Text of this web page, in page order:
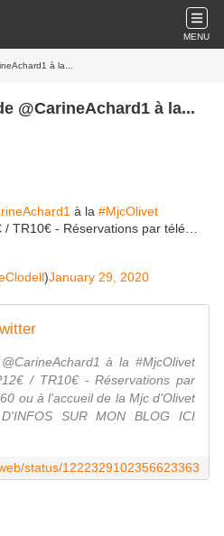
MENU
à la...
J -1 avant le concert de @CarineAchard1 à la...
à la #MjcOlivet
/ TR10€ - Réservations par télé…
)January 29, 2020
à la #MjcOlivet
/ TR10€ - Réservations par
ou à l'accueil de la Mjc d'Olivet
SUR MON BLOG ICI
status/1222329102356623363